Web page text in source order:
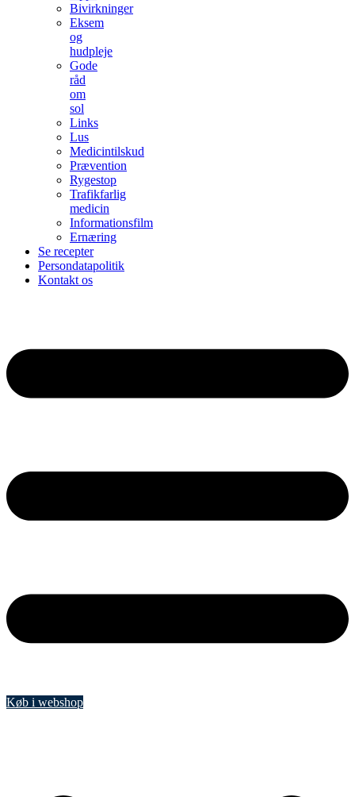
Bivirkninger
Eksem
og
hudpleje
Gode
råd
om
sol
Links
Lus
Medicintilskud
Prævention
Rygestop
Trafikfarlig
medicin
Informationsfilm
Ernæring
Se recepter
Persondatapolitik
Kontakt os
Køb i webshop